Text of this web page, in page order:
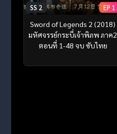
SS 2 EP 1
Sword of Legends 2 (2018)
มหัศจรรย์กระบี่เจ้าพิภพ ภาค2
ตอนที่ 1-48 จบ ซับไทย